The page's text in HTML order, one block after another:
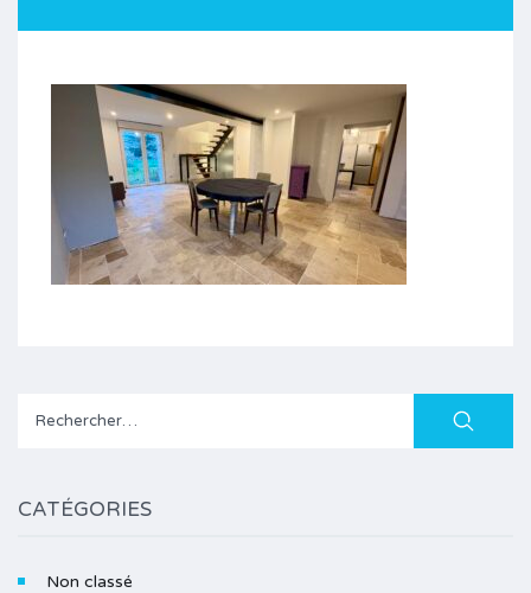
Rechercher :
CATÉGORIES
Non classé